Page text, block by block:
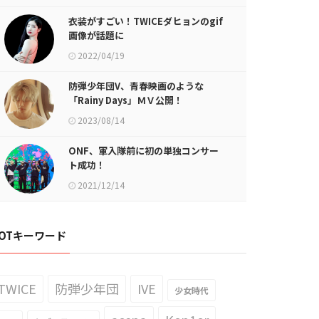
衣装がすごい！TWICEダヒョンのgif
画像が話題に
2022/04/19
防弾少年団V、青春映画のような
「Rainy Days」ＭＶ公開！
2023/08/14
ONF、軍入隊前に初の単独コンサー
ト成功！
2021/12/14
キーワード
防弾少年団 IVE 少女時代